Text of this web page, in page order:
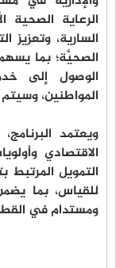
الرعاية الصحية
السارية، وتعزيز
الصحيَّة؛ بما
الوصول إلى
المواطنين، وسيتم
ويعتمد
الاقتصادي
التمويل المرتبط
للقياس، بما
ومستدام في